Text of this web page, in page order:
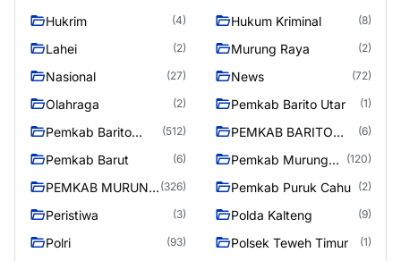
Hukrim (4) Hukum Kriminal (8)
Lahei (2) Murung Raya (2)
Nasional (27) News (72)
Olahraga (2) Pemkab Barito Utar (1)
Pemkab Barito
(512)
PEMKAB BARITO
(6)
Pemkab Barut (6)
Pemkab Murung
(120)
PEMKAB MURUNG (326) Pemkab Puruk Cahu (2)
Peristiwa (3) Polda Kalteng (9)
Polri (93) Polsek Teweh Timur (1)